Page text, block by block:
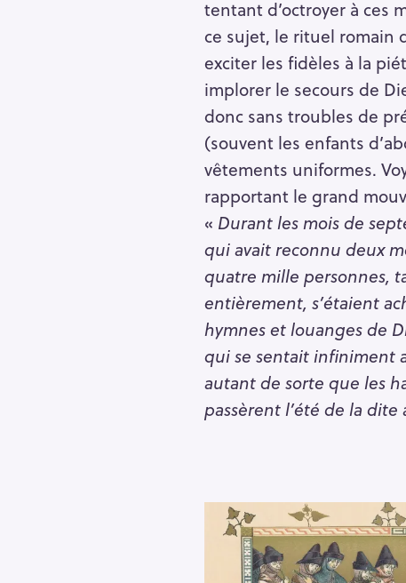
tentant d’octroyer à ces
ce sujet, le rituel romain
exciter les fidèles à la
implorer le secours de
donc sans troubles de
(souvent les enfants
vêtements uniformes.
rapportant le grand
« Durant les mois de
qui avait reconnu deux
quatre mille personnes,
entièrement, s’étaient
hymnes et louanges de
qui se sentait infiniment
autant de sorte que les
passèrent l’été de la dite